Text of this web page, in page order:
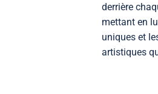
derrière
mettant en
uniques et
artistiques